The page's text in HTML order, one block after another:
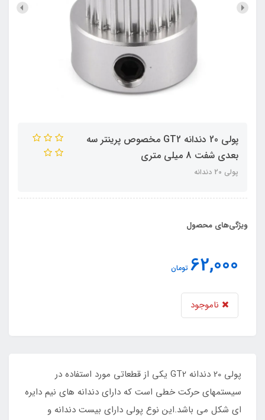
پولی 20 دندانه GT2 مخصوص پرینتر سه
بعدی شفت 8 میلی متری
پولی 20 دندانه
ویژگی‌های محصول
62,000 تومان
ناموجود
پولی 20 دندانه GT2 یکی از قطعاتی مورد استفاده در
سیستمهای حرکت خطی است که دارای دندانه های نیم دایره
ای شکل می باشد.این نوع پولی دارای بیست دندانه و